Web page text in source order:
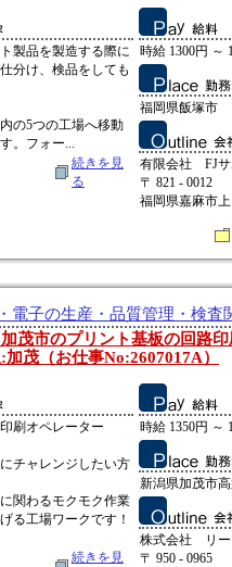
製品を製造する際に
分け、検品をしても
の5つの工場へ移動
。フォー...
続きを見
る
時給 1300円 ～
福岡県飯塚市
有限会社 FJサ
〒 821 - 0012
福岡県嘉麻市
電子の生産・品質管理・検査
加茂市のプリント基板の回路
茂（お仕事No:2607017A）
刷オペレーター
チャレンジしたい方
関わるモクモク作業
る工場ワークです！
続きを見
時給 1350円 ～
新潟県加茂市
株式会社 リー
〒 950 - 0965